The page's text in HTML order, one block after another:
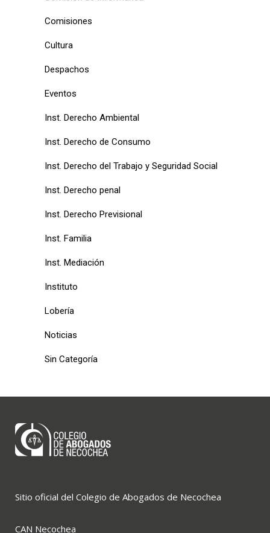
Comisiones
Cultura
Despachos
Eventos
Inst. Derecho Ambiental
Inst. Derecho de Consumo
Inst. Derecho del Trabajo y Seguridad Social
Inst. Derecho penal
Inst. Derecho Previsional
Inst. Familia
Inst. Mediación
Instituto
Lobería
Noticias
Sin Categoría
Sitio oficial del Colegio de Abogados de Necochea
CAN Necochea